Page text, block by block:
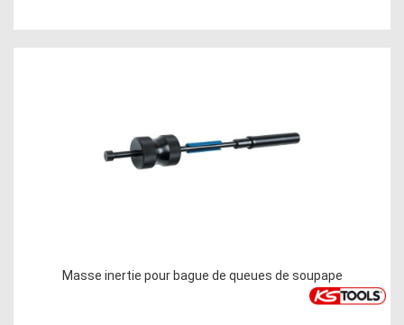
Masse inertie pour bague de queues de soupape